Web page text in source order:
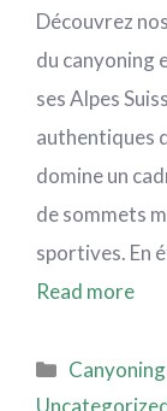
Découvrez
du canyoning
ses Alpes
authentiques
domine un
de sommets
sportives. En
Read more
Canyoning